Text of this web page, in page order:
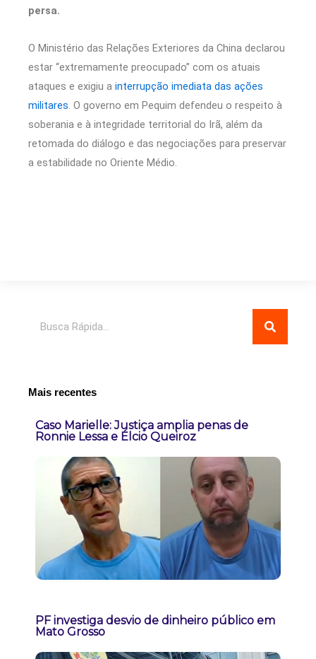
persa.
O Ministério das Relações Exteriores da China declarou
estar “extremamente preocupado” com os atuais
ataques e exigiu a interrupção imediata das ações
militares. O governo em Pequim defendeu o respeito à
soberania e à integridade territorial do Irã, além da
retomada do diálogo e das negociações para preservar
a estabilidade no Oriente Médio.
Mais recentes
Caso Marielle: Justiça amplia penas de
Ronnie Lessa e Élcio Queiroz
PF investiga desvio de dinheiro público em
Mato Grosso